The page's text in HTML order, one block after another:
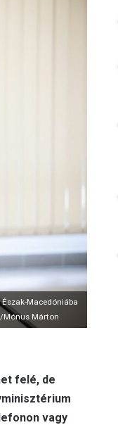
Macedóniába
Mónus Márton
felé, de
vagy